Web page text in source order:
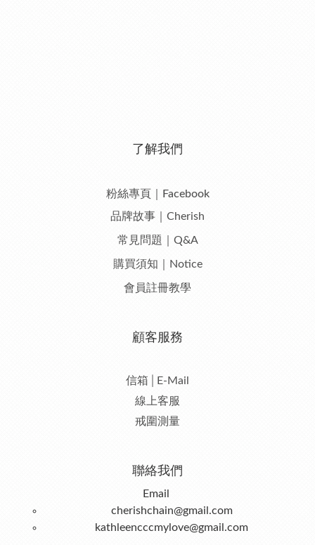
了解我們
粉絲專頁｜Facebook
品牌故事｜Cherish
常見問題｜Q&A
購買須知｜Notice
會員註冊教學
顧客服務
信箱│E-Mail
線上客服
戒圍測量
聯絡我們
Email
cherishchain@gmail.com
kathleencccmylove@gmail.com